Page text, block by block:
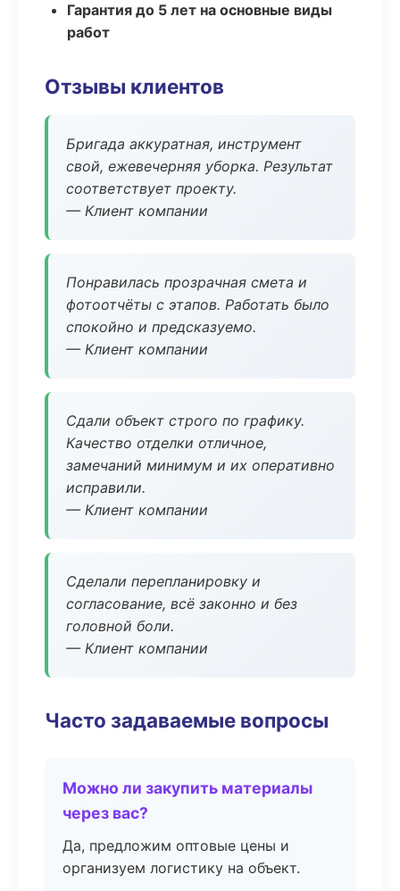
Гарантия до 5 лет на основные виды
работ
Отзывы клиентов
Бригада аккуратная, инструмент
свой, ежевечерняя уборка. Результат
соответствует проекту.
— Клиент компании
Понравилась прозрачная смета и
фотоотчёты с этапов. Работать было
спокойно и предсказуемо.
— Клиент компании
Сдали объект строго по графику.
Качество отделки отличное,
замечаний минимум и их оперативно
исправили.
— Клиент компании
Сделали перепланировку и
согласование, всё законно и без
головной боли.
— Клиент компании
Часто задаваемые вопросы
Можно ли закупить материалы
через вас?
Да, предложим оптовые цены и
организуем логистику на объект.